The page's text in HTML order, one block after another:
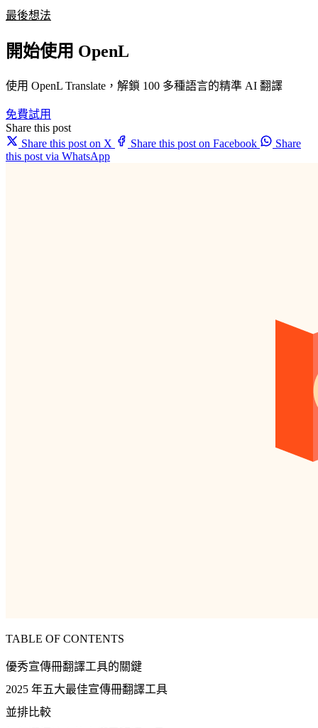
最後想法
開始使用 OpenL
使用 OpenL Translate，解鎖 100 多種語言的精準 AI 翻譯
免費試用
Share this post
Share this post on X
Share this post on Facebook
Share
this post via WhatsApp
TABLE OF CONTENTS
優秀宣傳冊翻譯工具的關鍵
2025 年五大最佳宣傳冊翻譯工具
並排比較